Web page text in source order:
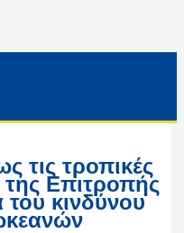
τις τροπικές
της Επιτροπής
κινδύνου